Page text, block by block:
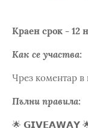
Краен срок - 12
Как се участва:
Чрез коментар в
Пълни правила:
🌟 𝗚𝗜𝗩𝗘𝗔𝗪𝗔𝗬